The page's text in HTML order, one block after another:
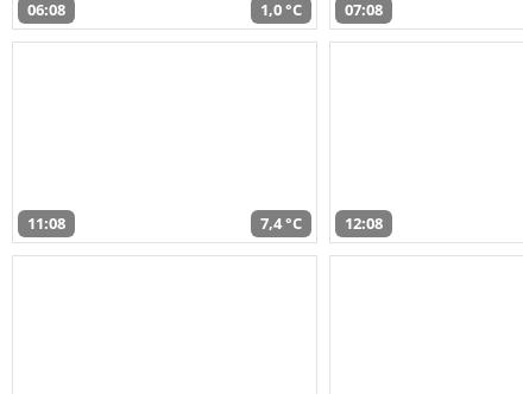
06:08 1,0 °C 07:08
11:08 7,4 °C 12:08